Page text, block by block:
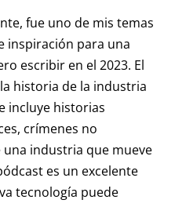
fue uno de mis temas
inspiración para una
escribir en el 2023. El
historia de la industria
incluye historias
crímenes no
industria que mueve
es un excelente
tecnología puede